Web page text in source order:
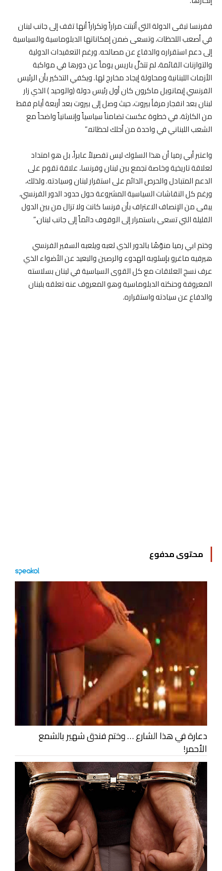
ففرنسا تبقى الدولة التي أثبتت مراراً وتكراراً أنها تقف إلى جانب لبنان
في أصعب اللحظات، وتسعى ضمن إمكاناتها الدبلوماسية والسياسية
إلى دعم استقراره والدفاع عن مصالحه. ورغم التعقيدات الدولية
والتوازنات القائمة، لم تتخلَّ باريس يوماً عن دورها في مواكبة
الأزمات اللبنانية ومحاولة إيجاد مخارج لها. ويكفي التذكير بأن الرئيس
الفرنسي إيمانويل ماكرون كان أول رئيس دولة (والوحيد ) الذي زار
لبنان بعد انفجار مرفأ بيروت، حيث وصل إلى بيروت بعد أربعة أيام فقط
من الكارثة، في خطوة عكست تضامناً سياسياً وإنسانياً واضحاً مع
الشعب اللبناني في واحدة من أحلك لحظاته.”
واعتبر أبي رميا أن هذا السلوك ليس تفصيلاً عابراً، بل هو امتداد
لعلاقة تاريخية وخاصة تجمع بين لبنان وفرنسا، علاقة تقوم على
الدعم المتبادل والحرص الدائم على استقرار لبنان وسيادته. ولذلك،
ورغم كل النقاشات السياسية المشروعة حول حدود الدور الفرنسي،
يبقى من الإنصاف الاعتراف بأن فرنسا كانت ولا تزال من بين الدول
القليلة التي تسعى باستمرار إلى الوقوف دائماً إلى جانب لبنان.”
وختم ابي رميا منوّهًا بالدور الذي لعبه ويلعبه السفير الفرنسي
هيرفيه ماغرو بإسلوبه الهدوء والرصين والبعيد عن الأضواء الذي
عرف نسج العلاقات مع كل القوى السياسية في لبنان بسلاسته
المعروفة وحنكته الدبلوماسية وهو المعروف عنه تعلقه بلبنان
والدفاع عن سيادته واستقراره.
محتوى مدفوع
دعارة في هذا الشارع … وختم فندق شهير بالشمع
الأحمر!